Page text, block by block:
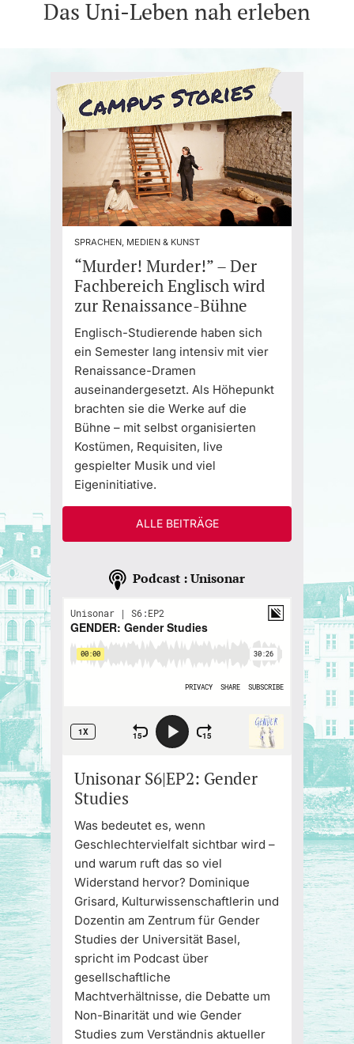
Das Uni-Leben nah erleben
SPRACHEN, MEDIEN & KUNST
“Murder! Murder!” – Der
Fachbereich Englisch wird
zur Renaissance-Bühne
Englisch-Studierende haben sich
ein Semester lang intensiv mit vier
Renaissance-Dramen
auseinandergesetzt. Als Höhepunkt
brachten sie die Werke auf die
Bühne – mit selbst organisierten
Kostümen, Requisiten, live
gespielter Musik und viel
Eigeninitiative.
ALLE BEITRÄGE
Podcast : Unisonar
Unisonar S6|EP2: Gender
Studies
Was bedeutet es, wenn
Geschlechtervielfalt sichtbar wird –
und warum ruft das so viel
Widerstand hervor? Dominique
Grisard, Kulturwissenschaftlerin und
Dozentin am Zentrum für Gender
Studies der Universität Basel,
spricht im Podcast über
gesellschaftliche
Machtverhältnisse, die Debatte um
Non-Binarität und wie Gender
Studies zum Verständnis aktueller